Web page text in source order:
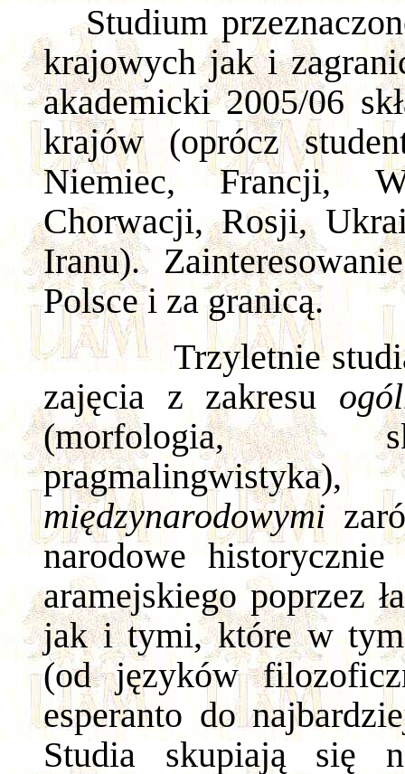
Studium
krajowych jak i
akademicki 2005/06
krajów (oprócz
Niemiec, Francji,
Chorwacji, Rosji,
Iranu).
Polsce i za granicą.
Trzyletnie
zajęcia z zakresu
(morfologia,
międzynarodowymi
narodowe
aramejskiego poprzez
jak i tymi, które w tym
(od języków
esperanto do
Studia skupiają się